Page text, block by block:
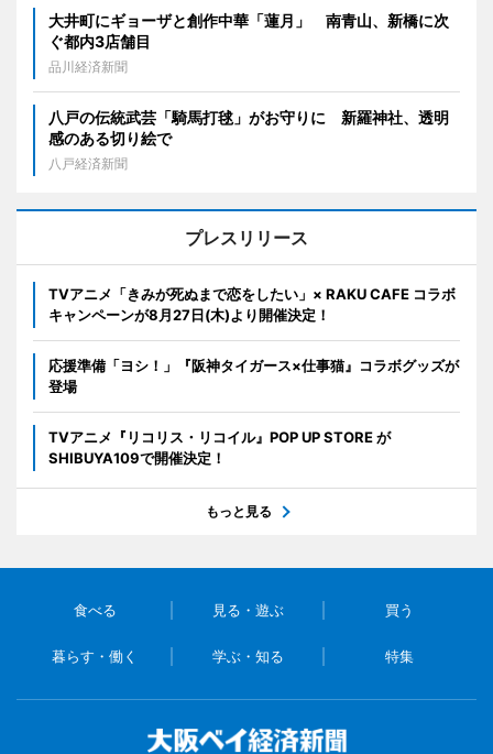
大井町にギョーザと創作中華「蓮月」 南青山、新橋に次
ぐ都内3店舗目
品川経済新聞
八戸の伝統武芸「騎馬打毬」がお守りに 新羅神社、透明
感のある切り絵で
八戸経済新聞
プレスリリース
TVアニメ「きみが死ぬまで恋をしたい」× RAKU CAFE コラボ
キャンペーンが8月27日(木)より開催決定！
応援準備「ヨシ！」『阪神タイガース×仕事猫』コラボグッズが
登場
TVアニメ『リコリス・リコイル』POP UP STORE が
SHIBUYA109で開催決定！
もっと見る
食べる 見る・遊ぶ 買う
暮らす・働く 学ぶ・知る 特集